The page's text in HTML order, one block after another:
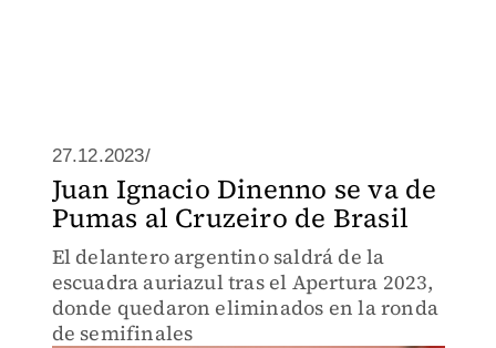
27.12.2023/
Juan Ignacio Dinenno se va de
Pumas al Cruzeiro de Brasil
El delantero argentino saldrá de la
escuadra auriazul tras el Apertura 2023,
donde quedaron eliminados en la ronda
de semifinales